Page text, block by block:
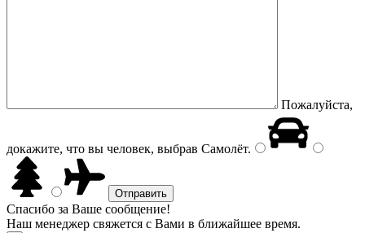
Пожалуйста,
докажите, что вы человек, выбрав Самолёт.
Спасибо за Ваше сообщение!
Наш менеджер свяжется с Вами в ближайшее время.